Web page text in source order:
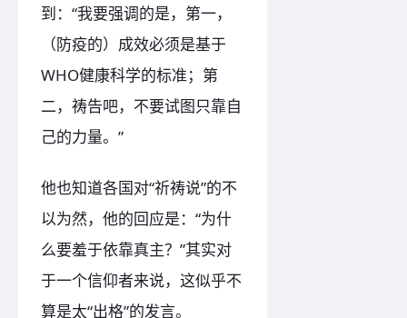
到：“我要强调的是，第一，
（防疫的）成效必须是基于
WHO健康科学的标准；第
二，祷告吧，不要试图只靠自
己的力量。”
他也知道各国对“祈祷说”的不
以为然，他的回应是：“为什
么要羞于依靠真主？”其实对
于一个信仰者来说，这似乎不
算是太“出格”的发言。